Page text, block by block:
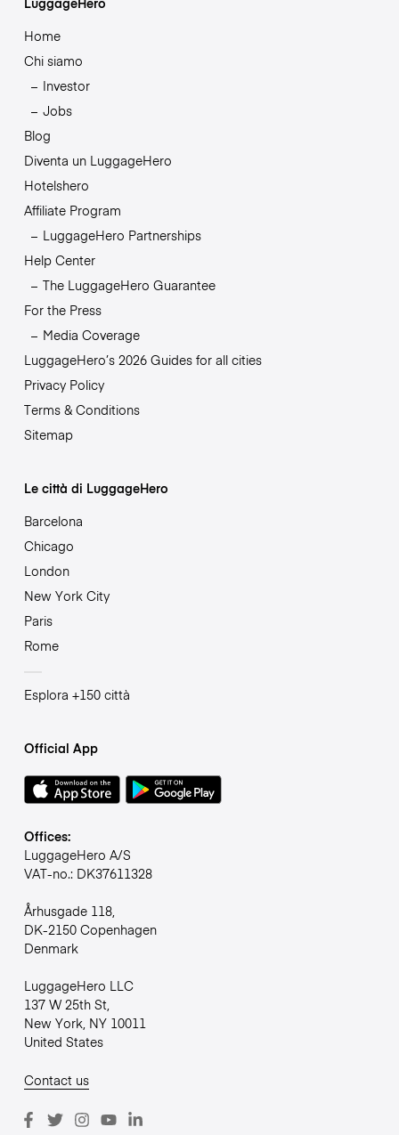
Home
Chi siamo
Investor
Jobs
Blog
Diventa un LuggageHero
Hotelshero
Affiliate Program
LuggageHero Partnerships
Help Center
The LuggageHero Guarantee
For the Press
Media Coverage
LuggageHero’s 2026 Guides for all cities
Privacy Policy
Terms & Conditions
Sitemap
Le città di LuggageHero
Barcelona
Chicago
London
New York City
Paris
Rome
Esplora +150 città
Official App
Offices:
LuggageHero A/S
VAT-no.: DK37611328
Århusgade 118,
DK-2150 Copenhagen
Denmark
LuggageHero LLC
137 W 25th St,
New York, NY 10011
United States
Contact us